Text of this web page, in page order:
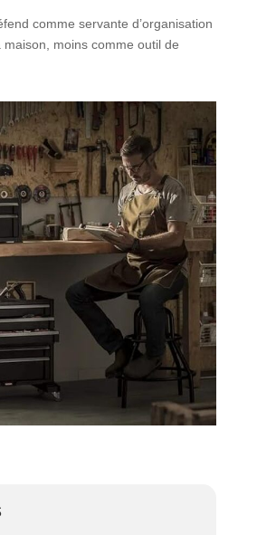
comme servante d’organisation
moins comme outil de